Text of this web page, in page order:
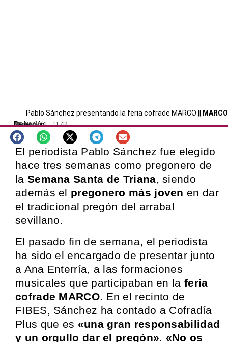
Pablo Sánchez presentando la feria cofrade MARCO || MARCO
Redacción
SEVILLA
03/12/2024 11:42
El periodista Pablo Sánchez fue elegido
hace tres semanas como pregonero de
la Semana Santa de Triana, siendo
además el pregonero más joven en dar
el tradicional pregón del arrabal
sevillano.
El pasado fin de semana, el periodista
ha sido el encargado de presentar junto
a Ana Enterría, a las formaciones
musicales que participaban en la feria
cofrade MARCO. En el recinto de
FIBES, Sánchez ha contado a Cofradía
Plus que es «una gran responsabilidad
y un orgullo dar el pregón». «No os